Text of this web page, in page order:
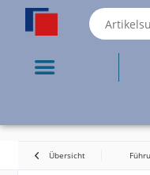
Übersicht